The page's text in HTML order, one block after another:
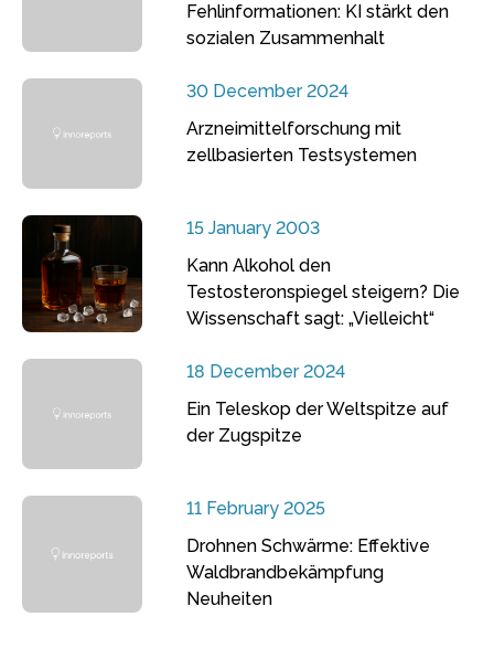
Fehlinformationen: KI stärkt den
sozialen Zusammenhalt
30 December 2024
Arzneimittelforschung mit
zellbasierten Testsystemen
15 January 2003
Kann Alkohol den
Testosteronspiegel steigern? Die
Wissenschaft sagt: „Vielleicht“
18 December 2024
Ein Teleskop der Weltspitze auf
der Zugspitze
11 February 2025
Drohnen Schwärme: Effektive
Waldbrandbekämpfung
Neuheiten